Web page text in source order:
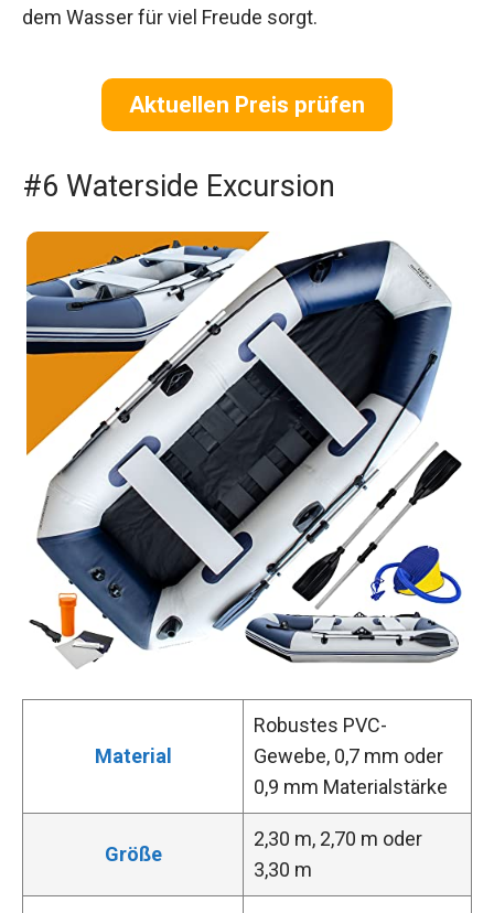
dem Wasser für viel Freude sorgt.
Aktuellen Preis prüfen
#6 Waterside Excursion
Material
Robustes PVC-
Gewebe, 0,7 mm oder
0,9 mm Materialstärke
Größe
2,30 m, 2,70 m oder
3,30 m